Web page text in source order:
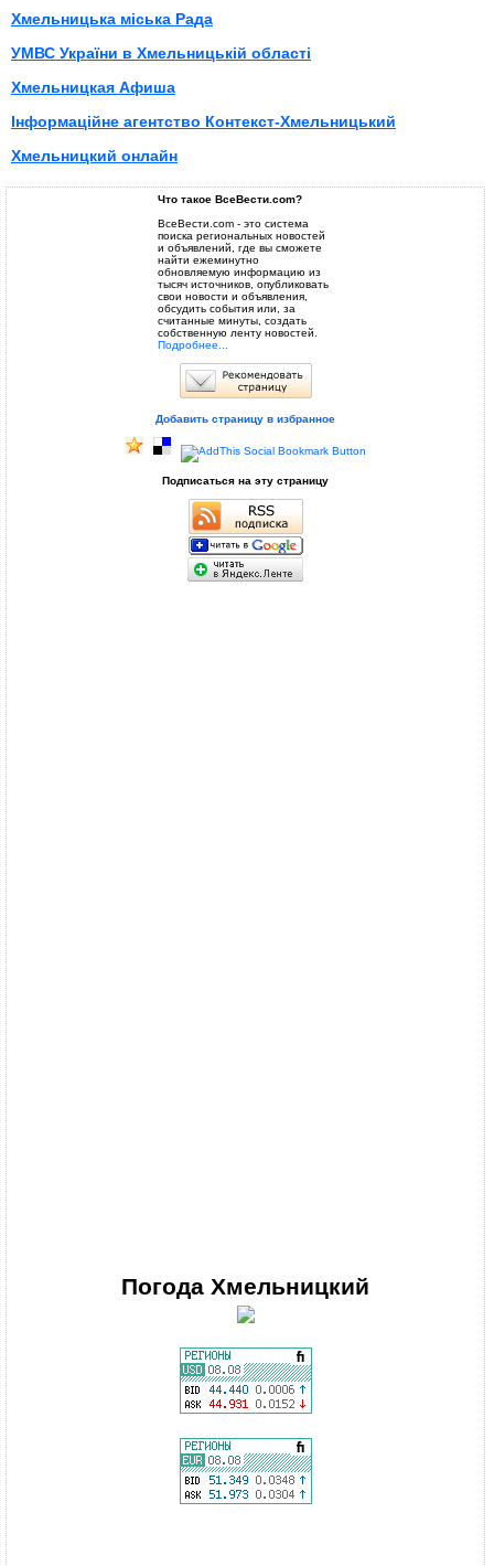
Хмельницька міська Рада
УМВС України в Хмельницькій області
Хмельницкая Афиша
Інформаційне агентство Контекст-Хмельницький
Хмельницкий онлайн
Что такое ВсеВести.com?
ВсеВести.com - это система
поиска региональных новостей
и объявлений, где вы сможете
найти ежеминутно
обновляемую информацию из
тысяч источников, опубликовать
свои новости и объявления,
обсудить события или, за
считанные минуты, создать
собственную ленту новостей.
Подробнее...
Добавить страницу в избранное
Подписаться на эту страницу
Погода Хмельницкий